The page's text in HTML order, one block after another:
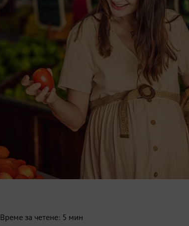
Време за четене: 5 мин